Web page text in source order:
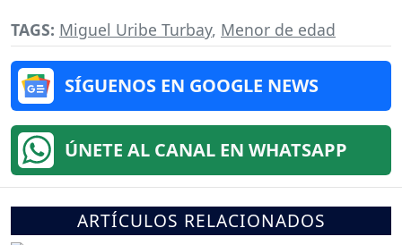
TAGS: Miguel Uribe Turbay, Menor de edad
SÍGUENOS EN GOOGLE NEWS
ÚNETE AL CANAL EN WHATSAPP
ARTÍCULOS RELACIONADOS